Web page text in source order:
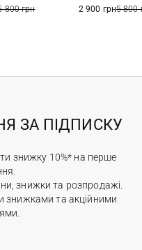
800 грн
2 900 грн5 800
ЗА ПІДПИСКУ
знижку 10%* на перше
знижки та розпродажі.
знижками та акційними